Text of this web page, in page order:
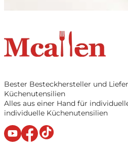
Bester Besteckhersteller und
Küchenutensilien
Alles aus einer Hand für
individuelle Küchenutensilien